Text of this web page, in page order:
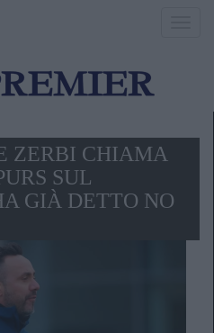
ZERBI CHIAMA
SUL
GIÀ DETTO NO